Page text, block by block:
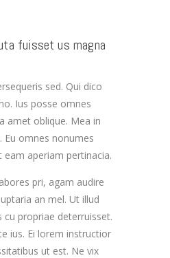
fuisset us magna
sed. Qui dico
Ius posse omnes
amet oblique. Mea in
Eu omnes nonumes
aperiam pertinacia.
pri, agam audire
an mel. Ut illud
cu propriae deterruisset.
ius. Ei lorem instructior
ut est. Ne vix